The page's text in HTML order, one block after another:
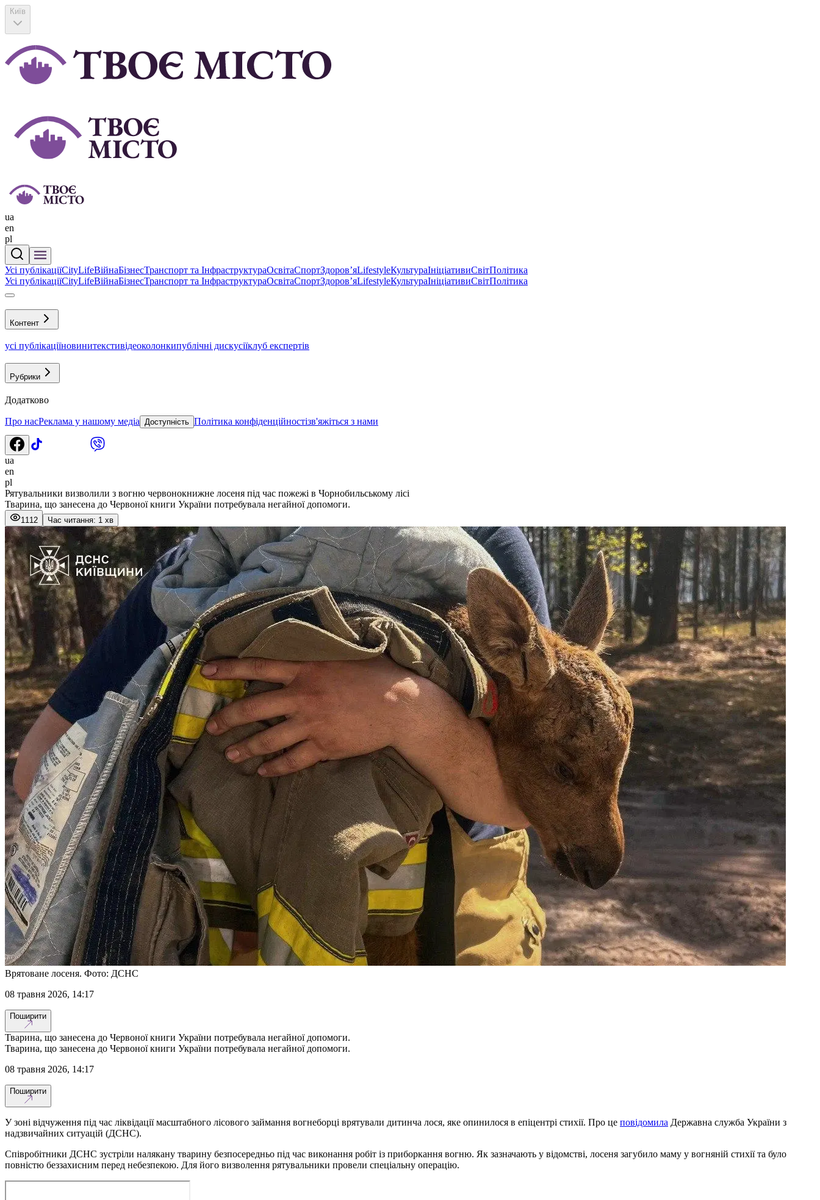
Київ
ua
en
pl
Усі публікаціїCityLifeВійнаБізнесТранспорт та ІнфраструктураОсвітаСпортЗдоровʼяLifestyleКультураІніціативиСвітПолітика
Усі публікаціїCityLifeВійнаБізнесТранспорт та ІнфраструктураОсвітаСпортЗдоровʼяLifestyleКультураІніціативиСвітПолітика
Контент
усі публікаціїновинитекстивідеоколонкипублічні дискусіїклуб експертів
Рубрики
Додатково
Про насРеклама у нашому медіа Доступність Політика конфіденційностізв'яжіться з нами
ua
en
pl
Рятувальники визволили з вогню червонокнижне лосеня під час пожежі в Чорнобильському лісі
Тварина, що занесена до Червоної книги України потребувала негайної допомоги.
1112 Час читання: 1 хв
Врятоване лосеня. Фото: ДСНС
08 травня 2026, 14:17
Поширити
Тварина, що занесена до Червоної книги України потребувала негайної допомоги.
Тварина, що занесена до Червоної книги України потребувала негайної допомоги.
08 травня 2026, 14:17
Поширити
У зоні відчуження під час ліквідації масштабного лісового займання вогнеборці врятували дитинча лося, яке опинилося в епіцентрі стихії. Про це повідомила Державна служба України з
надзвичайних ситуацій (ДСНС).
Співробітники ДСНС зустріли налякану тварину безпосередньо під час виконання робіт із приборкання вогню. Як зазначають у відомстві, лосеня загубило маму у вогняній стихії та було
повністю беззахисним перед небезпекою. Для його визволення рятувальники провели спеціальну операцію.